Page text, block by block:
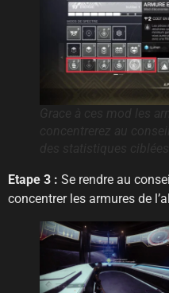
Etape 3 : Se rendre au
concentrer les armures de